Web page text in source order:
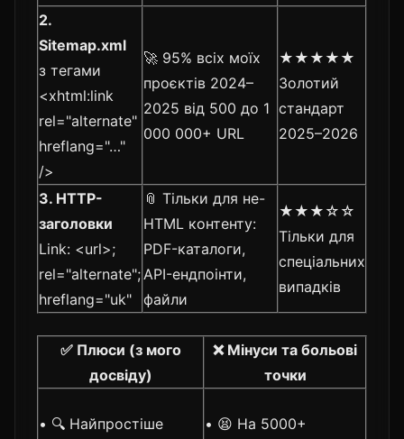
2.
Sitemap.xml
з тегами
<xhtml:link
rel="alternate"
hreflang="…"
/>
🚀 95% всіх моїх
проєктів 2024–
2025 від 500 до 1
000 000+ URL
★★★★★
Золотий
стандарт
2025–2026
3. HTTP-
заголовки
Link: <url>;
rel="alternate";
hreflang="uk"
📎 Тільки для не-
HTML контенту:
PDF-каталоги,
API-ендпоінти,
файли
★★★☆☆
Тільки для
спеціальних
випадків
✅ Плюси (з мого
досвіду)
❌ Мінуси та больові
точки
• 🔍 Найпростіше
• 😫 На 5000+